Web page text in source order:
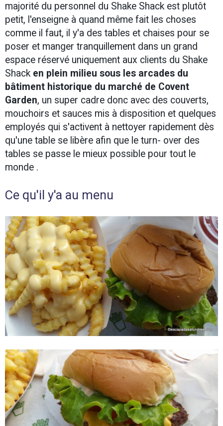
majorité du personnel du Shake Shack est plutôt
petit, l'enseigne à quand même fait les choses
comme il faut, il y'a des tables et chaises pour se
poser et manger tranquillement dans un grand
espace réservé uniquement aux clients du Shake
Shack en plein milieu sous les arcades du
bâtiment historique du marché de Covent
Garden, un super cadre donc avec des couverts,
mouchoirs et sauces mis à disposition et quelques
employés qui s'activent à nettoyer rapidement dès
qu'une table se libère afin que le turn- over des
tables se passe le mieux possible pour tout le
monde .
Ce qu'il y'a au menu